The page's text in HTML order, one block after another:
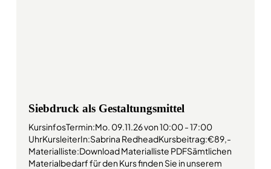
Siebdruck als Gestaltungsmittel
KursinfosTermin:Mo. 09.11.26 von 10:00 - 17:00
UhrKursleiterIn:Sabrina RedheadKursbeitrag:€89,-
Materialliste:Download Materialliste PDFSämtlichen
Materialbedarf für den Kurs finden Sie in unserem